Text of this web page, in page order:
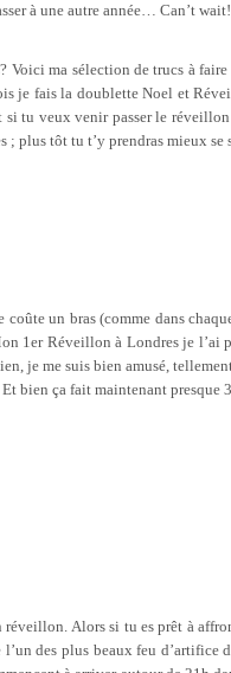
à une autre année… Can’t wait!
Voici ma sélection de trucs à
je fais la doublette Noel et
tu veux venir passer le réveillon
; plus tôt tu t’y prendras mieux se
coûte un bras (comme dans
1er Réveillon à Londres je l’ai
je me suis bien amusé,
bien ça fait maintenant presque
réveillon. Alors si tu es prêt à
des plus beaux feu d’artifice